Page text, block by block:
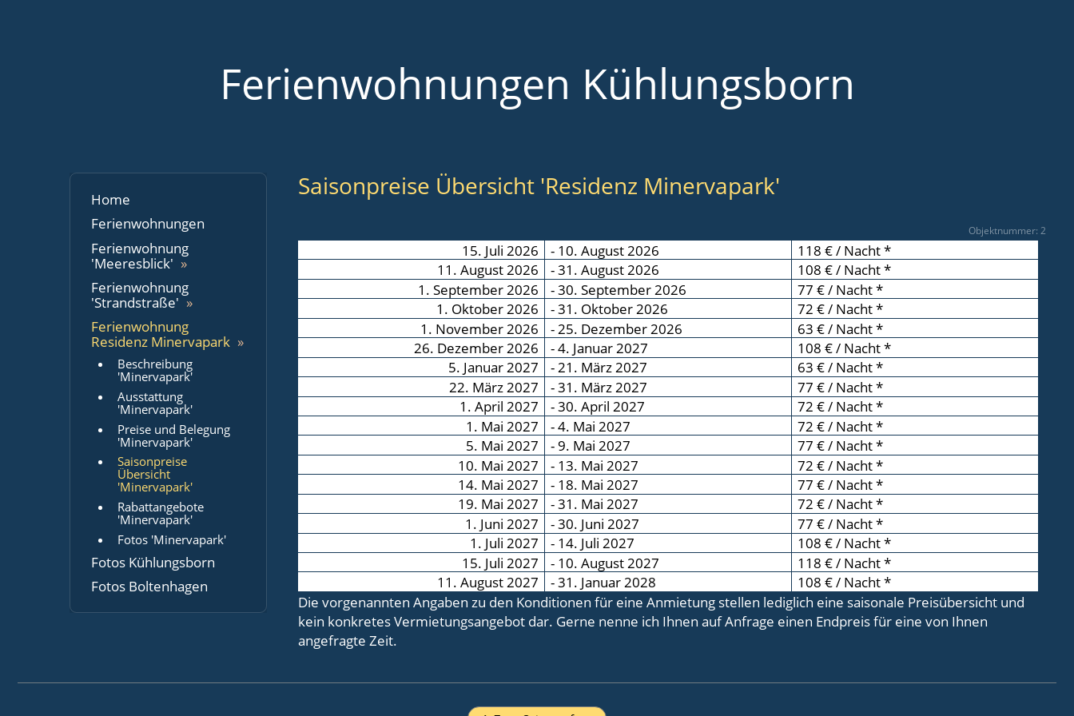
Ferienwohnungen Kühlungsborn
Home
Ferienwohnungen
Ferienwohnung
'Meeresblick'
Ferienwohnung
'Strandstraße'
Ferienwohnung
Residenz Minervapark
Beschreibung
'Minervapark'
Ausstattung
'Minervapark'
Preise und Belegung
'Minervapark'
Saisonpreise
Übersicht
'Minervapark'
Rabattangebote
'Minervapark'
Fotos 'Minervapark'
Fotos Kühlungsborn
Fotos Boltenhagen
Saisonpreise Übersicht 'Residenz Minervapark'
Objektnummer: 2
15. Juli 2026 - 10. August 2026
118 € / Nacht *
11. August 2026
- 31. August 2026
108 € / Nacht *
1. September 2026
- 30. September 2026
77 € / Nacht *
1. Oktober 2026
- 31. Oktober 2026
72 € / Nacht *
1. November 2026
- 25. Dezember 2026
63 € / Nacht *
26. Dezember 2026
- 4. Januar 2027
108 € / Nacht *
5. Januar 2027
- 21. März 2027
63 € / Nacht *
22. März 2027
- 31. März 2027
77 € / Nacht *
1. April 2027
- 30. April 2027
72 € / Nacht *
1. Mai 2027
- 4. Mai 2027
72 € / Nacht *
5. Mai 2027
- 9. Mai 2027
77 € / Nacht *
10. Mai 2027
- 13. Mai 2027
72 € / Nacht *
14. Mai 2027
- 18. Mai 2027
77 € / Nacht *
19. Mai 2027
- 31. Mai 2027
72 € / Nacht *
1. Juni 2027
- 30. Juni 2027
77 € / Nacht *
1. Juli 2027
- 14. Juli 2027
108 € / Nacht *
15. Juli 2027
- 10. August 2027
118 € / Nacht *
11. August 2027
- 31. Januar 2028
108 € / Nacht *
Die vorgenannten Angaben zu den Konditionen für eine Anmietung stellen lediglich eine saisonale Preisübersicht und
kein konkretes Vermietungsangebot dar. Gerne nenne ich Ihnen auf Anfrage einen Endpreis für eine von Ihnen
angefragte Zeit.